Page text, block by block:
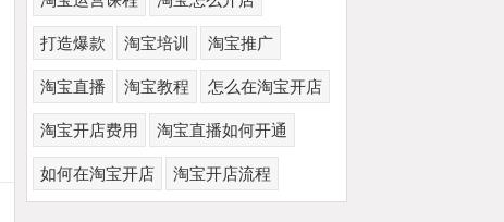
打造爆款 淘宝培训 淘宝推广
淘宝直播 淘宝教程 怎么在淘宝开店
淘宝开店费用 淘宝直播如何开通
如何在淘宝开店 淘宝开店流程